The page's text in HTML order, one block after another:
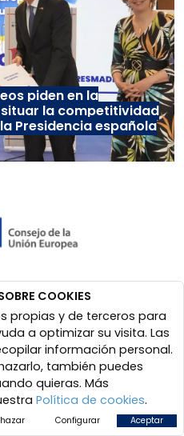
piden en la
la competitividad
Presidencia española
COOKIES
propias y de terceros para
a optimizar su visita. Las
información personal.
también puedes
quieras. Más
Política de cookies.
Configurar Aceptar